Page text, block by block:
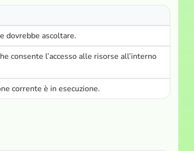
dovrebbe ascoltare.
consente l’accesso alle risorse all’interno
corrente è in esecuzione.